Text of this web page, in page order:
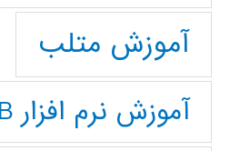
آموزش متلب
آموزش نرم افزار MATLAB